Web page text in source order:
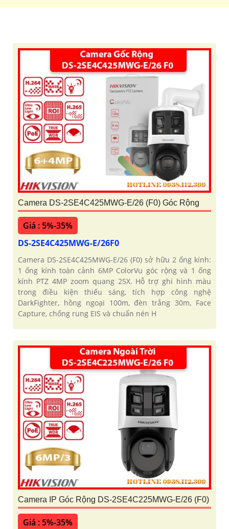
Camera DS-2SE4C425MWG-E/26 (F0) Góc Rộng
Giá : 5%-35%
DS-2SE4C425MWG-E/26F0
Camera DS-2SE4C425MWG-E/26 (F0) sở hữu 2 ống kính:
1 ống kính toàn cảnh 6MP ColorVu góc rộng và 1 ống
kính PTZ 4MP zoom quang 25X. Hỗ trợ ghi hình màu
trong điều kiện thiếu sáng, tích hợp công nghệ
DarkFighter, hồng ngoại 100m, đèn trắng 30m, Face
Capture, chống rung EIS và chuẩn nén H
Camera IP Góc Rộng DS-2SE4C225MWG-E/26 (F0)
Giá : 5%-35%